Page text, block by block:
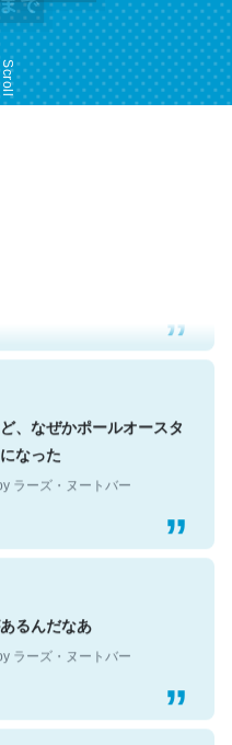
Scroll
なんだろうなと凄く思
もお勧め。自分はこの流
Covid hit. Shit.
ラーズ・ヌートバー
、なぜかポールオースタ
なった
るんだなあ